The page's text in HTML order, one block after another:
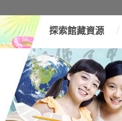
探索館藏資源